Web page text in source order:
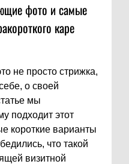
фото и самые
каре
не просто стрижка,
о своей
мы
подходит этот
короткие варианты
что такой
визитной